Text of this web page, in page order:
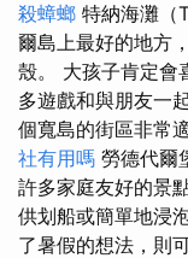
殺蟑螂 特納海灘（
爾島上最好的地方
殼。 大孩子肯定會
多遊戲和與朋友一
個寬島的街區非常
社有用嗎 勞德代爾
許多家庭友好的景
供划船或簡單地浸
了暑假的想法，則